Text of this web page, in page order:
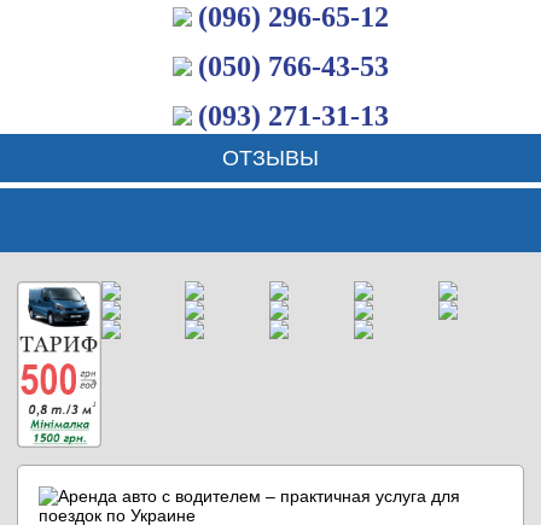
(096) 296-65-12
(050) 766-43-53
(093) 271-31-13
ОТЗЫВЫ